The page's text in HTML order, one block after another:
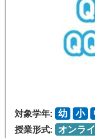
対象学年: 幼 小
授業形式:
オンラ